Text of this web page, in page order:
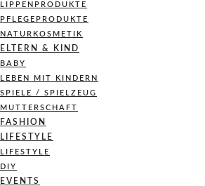
LIPPENPRODUKTE
PFLEGEPRODUKTE
NATURKOSMETIK
ELTERN & KIND
BABY
LEBEN MIT KINDERN
SPIELE / SPIELZEUG
MUTTERSCHAFT
FASHION
LIFESTYLE
LIFESTYLE
DIY
EVENTS